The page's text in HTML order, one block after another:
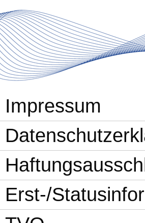
Impressum
Erst-/